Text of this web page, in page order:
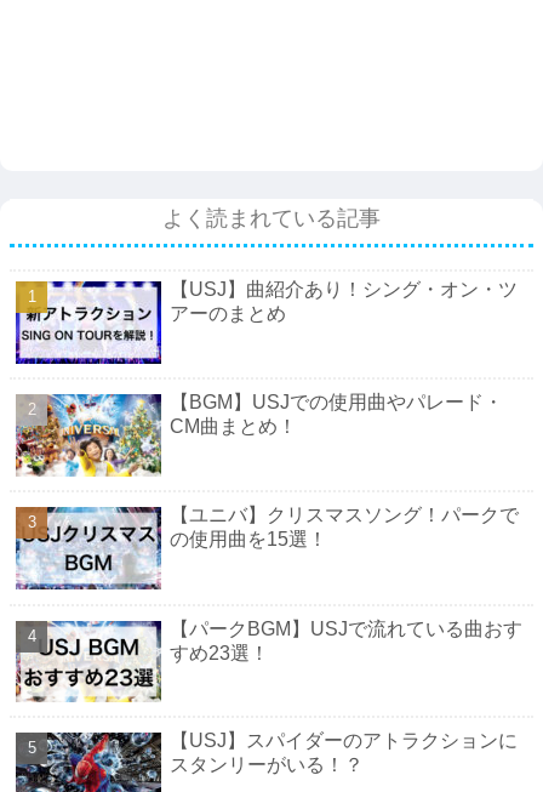
よく読まれている記事
【USJ】曲紹介あり！シング・オン・ツ
アーのまとめ
【BGM】USJでの使用曲やパレード・
CM曲まとめ！
【ユニバ】クリスマスソング！パークで
の使用曲を15選！
【パークBGM】USJで流れている曲おす
すめ23選！
【USJ】スパイダーのアトラクションに
スタンリーがいる！？